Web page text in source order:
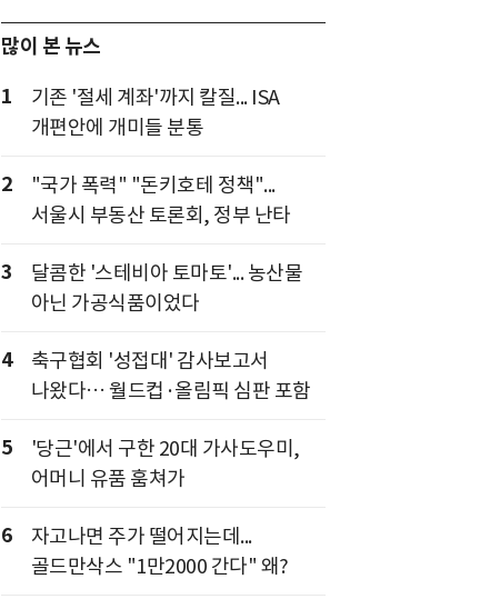
많이 본 뉴스
1
기존 '절세 계좌'까지 칼질... ISA
개편안에 개미들 분통
2
"국가 폭력" "돈키호테 정책"...
서울시 부동산 토론회, 정부 난타
3
달콤한 '스테비아 토마토'... 농산물
아닌 가공식품이었다
4
축구협회 '성접대' 감사보고서
나왔다… 월드컵·올림픽 심판 포함
5
'당근'에서 구한 20대 가사도우미,
어머니 유품 훔쳐가
6
자고나면 주가 떨어지는데...
골드만삭스 "1만2000 간다" 왜?